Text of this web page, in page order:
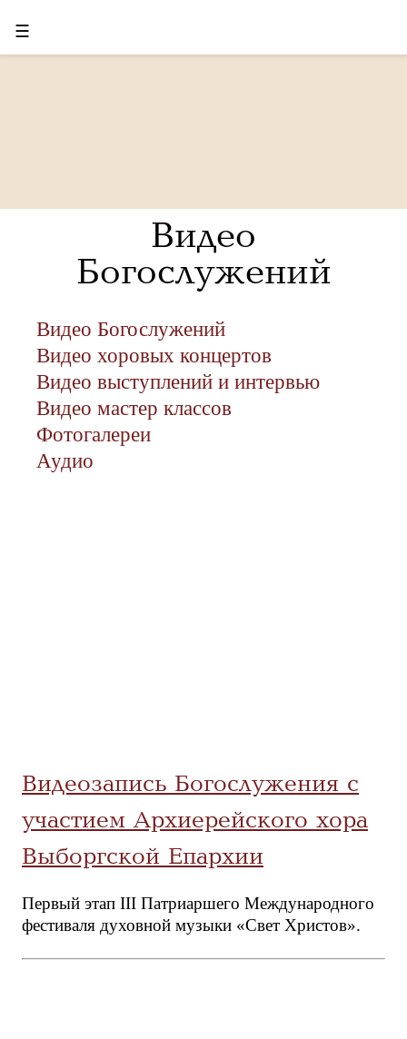
☰
Видео
Богослужений
Видео Богослужений
Видео хоровых концертов
Видео выступлений и интервью
Видео мастер классов
Фотогалереи
Аудио
Видеозапись Богослужения с
участием Архиерейского хора
Выборгской Епархии
Первый этап III Патриаршего Международного
фестиваля духовной музыки «Свет Христов».